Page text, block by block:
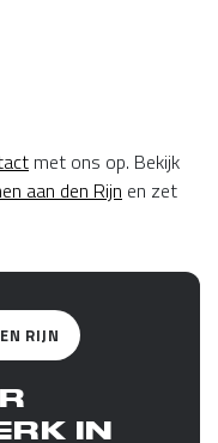
met ons op. Bekijk
aan den Rijn en zet
RIJN
IN